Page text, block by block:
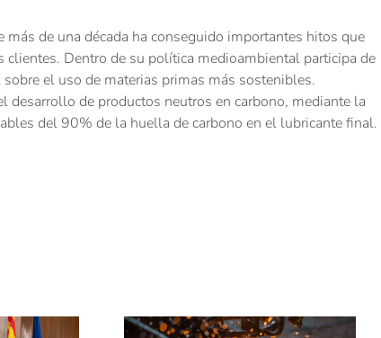
de una década ha conseguido importantes hitos que
Dentro de su política medioambiental participa de
el uso de materias primas más sostenibles.
de productos neutros en carbono, mediante la
del 90% de la huella de carbono en el lubricante final.